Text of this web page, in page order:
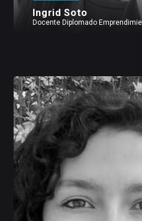
Ingrid Soto
Docente Diplomado